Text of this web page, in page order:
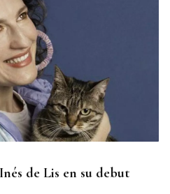
de Lis en su debut